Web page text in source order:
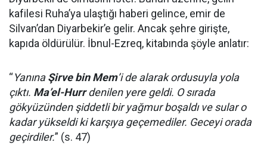
kafilesi Ruha’ya ulaştığı haberi gelince, emir de
Silvan’dan Diyarbekir’e gelir. Ancak şehre girişte,
kapıda öldürülür. İbnul-Ezreq, kitabında şöyle anlatır:
“YanınaŞirve bin Mem’i de alarak ordusuyla yola
çıktı. Ma’el-Hurrdenilen yere geldi. O sırada
gökyüzünden şiddetli bir yağmur boşaldı ve sular o
kadar yükseldi ki karşıya geçemediler. Geceyi orada
geçirdiler.” (s. 47)